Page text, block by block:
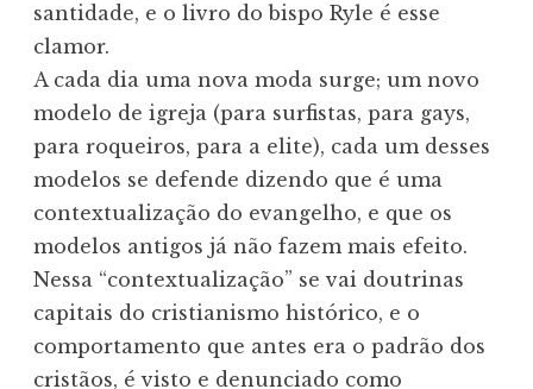
santidade, e o livro do bispo Ryle é esse
clamor.
A cada dia uma nova moda surge; um novo
modelo de igreja (para surfistas, para gays,
para roqueiros, para a elite), cada um desses
modelos se defende dizendo que é uma
contextualização do evangelho, e que os
modelos antigos já não fazem mais efeito.
Nessa “contextualização” se vai doutrinas
capitais do cristianismo histórico, e o
comportamento que antes era o padrão dos
cristãos, é visto e denunciado como